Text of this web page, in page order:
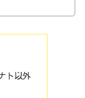
ト以外